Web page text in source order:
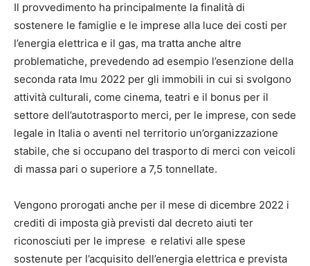
Il provvedimento ha principalmente la finalità di
sostenere le famiglie e le imprese alla luce dei costi per
l’energia elettrica e il gas, ma tratta anche altre
problematiche, prevedendo ad esempio l’esenzione della
seconda rata Imu 2022 per gli immobili in cui si svolgono
attività culturali, come cinema, teatri e il bonus per il
settore dell’autotrasporto merci, per le imprese, con sede
legale in Italia o aventi nel territorio un’organizzazione
stabile, che si occupano del trasporto di merci con veicoli
di massa pari o superiore a 7,5 tonnellate.
Vengono prorogati anche per il mese di dicembre 2022 i
crediti di imposta già previsti dal decreto aiuti ter
riconosciuti per le imprese e relativi alle spese
sostenute per l’acquisito dell’energia elettrica e prevista